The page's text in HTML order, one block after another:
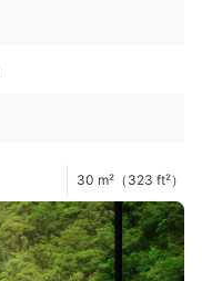
30 m²（323 ft²）